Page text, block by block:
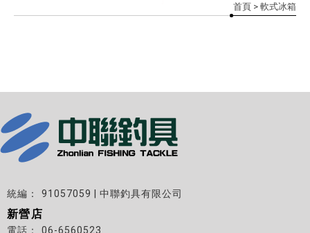
首頁 > 軟式冰箱
91057059 | 中聯釣具有限公司
新營店
06-6560523